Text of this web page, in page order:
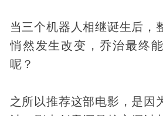
当三个机器人相继诞生后，
悄然发生改变，乔治最终
呢？
之所以推荐这部电影，是因